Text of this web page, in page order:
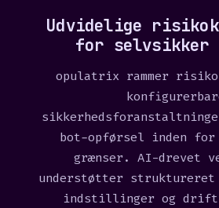
Udvidelige
for selvsikker
opulatrix rammer
bot-opførsel inden for
grænser. AI-drevet
understøtter struktureret
indstillinger og